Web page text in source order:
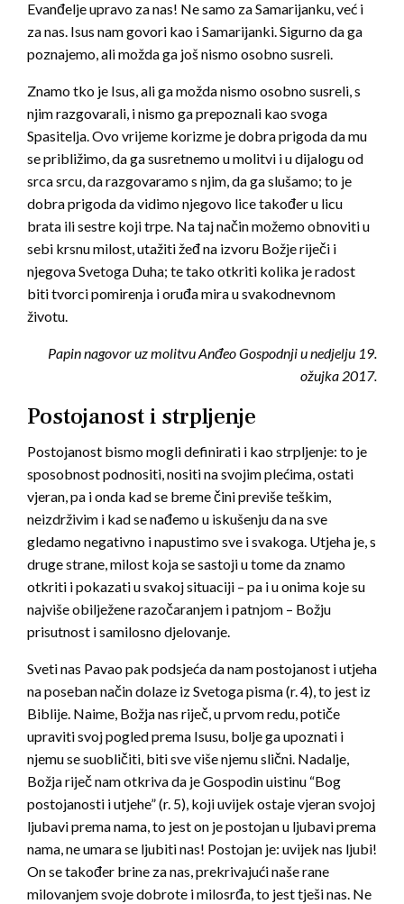
Evanđelje upravo za nas! Ne samo za Samarijanku, već i
za nas. Isus nam govori kao i Samarijanki. Sigurno da ga
poznajemo, ali možda ga još nismo osobno susreli.
Znamo tko je Isus, ali ga možda nismo osobno susreli, s
njim razgovarali, i nismo ga prepoznali kao svoga
Spasitelja. Ovo vrijeme korizme je dobra prigoda da mu
se približimo, da ga susretnemo u molitvi i u dijalogu od
srca srcu, da razgovaramo s njim, da ga slušamo; to je
dobra prigoda da vidimo njegovo lice također u licu
brata ili sestre koji trpe. Na taj način možemo obnoviti u
sebi krsnu milost, utažiti žeđ na izvoru Božje riječi i
njegova Svetoga Duha; te tako otkriti kolika je radost
biti tvorci pomirenja i oruđa mira u svakodnevnom
životu.
Papin nagovor uz molitvu Anđeo Gospodnji u nedjelju 19.
ožujka 2017.
Postojanost i strpljenje
Postojanost bismo mogli definirati i kao strpljenje: to je
sposobnost podnositi, nositi na svojim plećima, ostati
vjeran, pa i onda kad se breme čini previše teškim,
neizdrživim i kad se nađemo u iskušenju da na sve
gledamo negativno i napustimo sve i svakoga. Utjeha je, s
druge strane, milost koja se sastoji u tome da znamo
otkriti i pokazati u svakoj situaciji – pa i u onima koje su
najviše obilježene razočaranjem i patnjom – Božju
prisutnost i samilosno djelovanje.
Sveti nas Pavao pak podsjeća da nam postojanost i utjeha
na poseban način dolaze iz Svetoga pisma (r. 4), to jest iz
Biblije. Naime, Božja nas riječ, u prvom redu, potiče
upraviti svoj pogled prema Isusu, bolje ga upoznati i
njemu se suobličiti, biti sve više njemu slični. Nadalje,
Božja riječ nam otkriva da je Gospodin uistinu “Bog
postojanosti i utjehe” (r. 5), koji uvijek ostaje vjeran svojoj
ljubavi prema nama, to jest on je postojan u ljubavi prema
nama, ne umara se ljubiti nas! Postojan je: uvijek nas ljubi!
On se također brine za nas, prekrivajući naše rane
milovanjem svoje dobrote i milosrđa, to jest tješi nas. Ne